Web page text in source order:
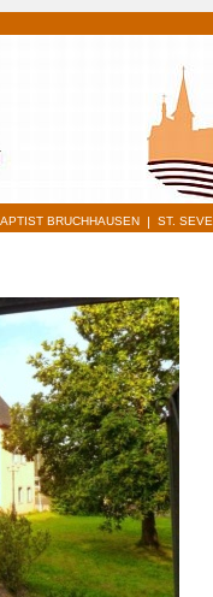
BRUCHHAUSEN | ST.